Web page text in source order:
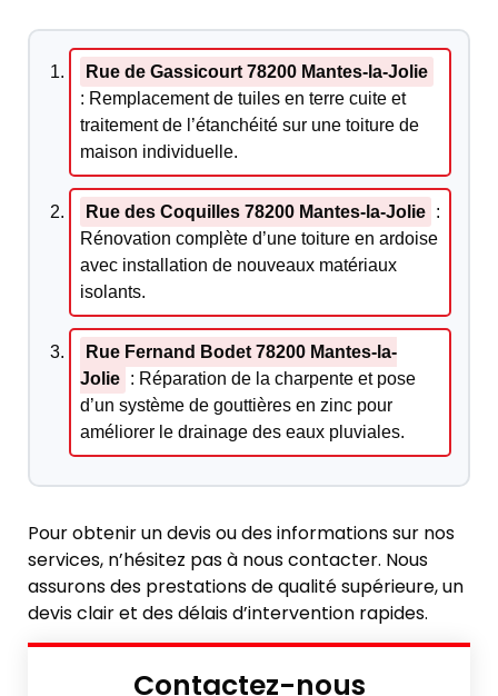
Rue de Gassicourt 78200 Mantes-la-Jolie
: Remplacement de tuiles en terre cuite et
traitement de l’étanchéité sur une toiture de
maison individuelle.
Rue des Coquilles 78200 Mantes-la-Jolie :
Rénovation complète d’une toiture en ardoise
avec installation de nouveaux matériaux
isolants.
Rue Fernand Bodet 78200 Mantes-la-
Jolie : Réparation de la charpente et pose
d’un système de gouttières en zinc pour
améliorer le drainage des eaux pluviales.
Pour obtenir un devis ou des informations sur nos
services, n’hésitez pas à nous contacter. Nous
assurons des prestations de qualité supérieure, un
devis clair et des délais d’intervention rapides.
Contactez-nous